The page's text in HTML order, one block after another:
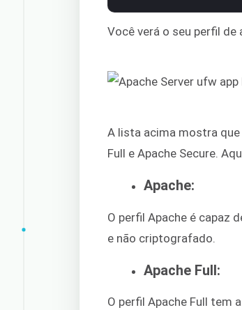
Você verá o seu perfil
A lista acima mostra
Full e Apache Secure.
Apache:
O perfil Apache é capaz
e não criptografado.
Apache Full:
O perfil Apache Full tem